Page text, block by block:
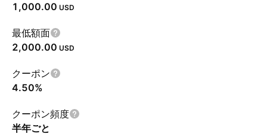
1,000.00 USD
最低額面
2,000.00 USD
クーポン
4.50%
クーポン頻度
半年ごと